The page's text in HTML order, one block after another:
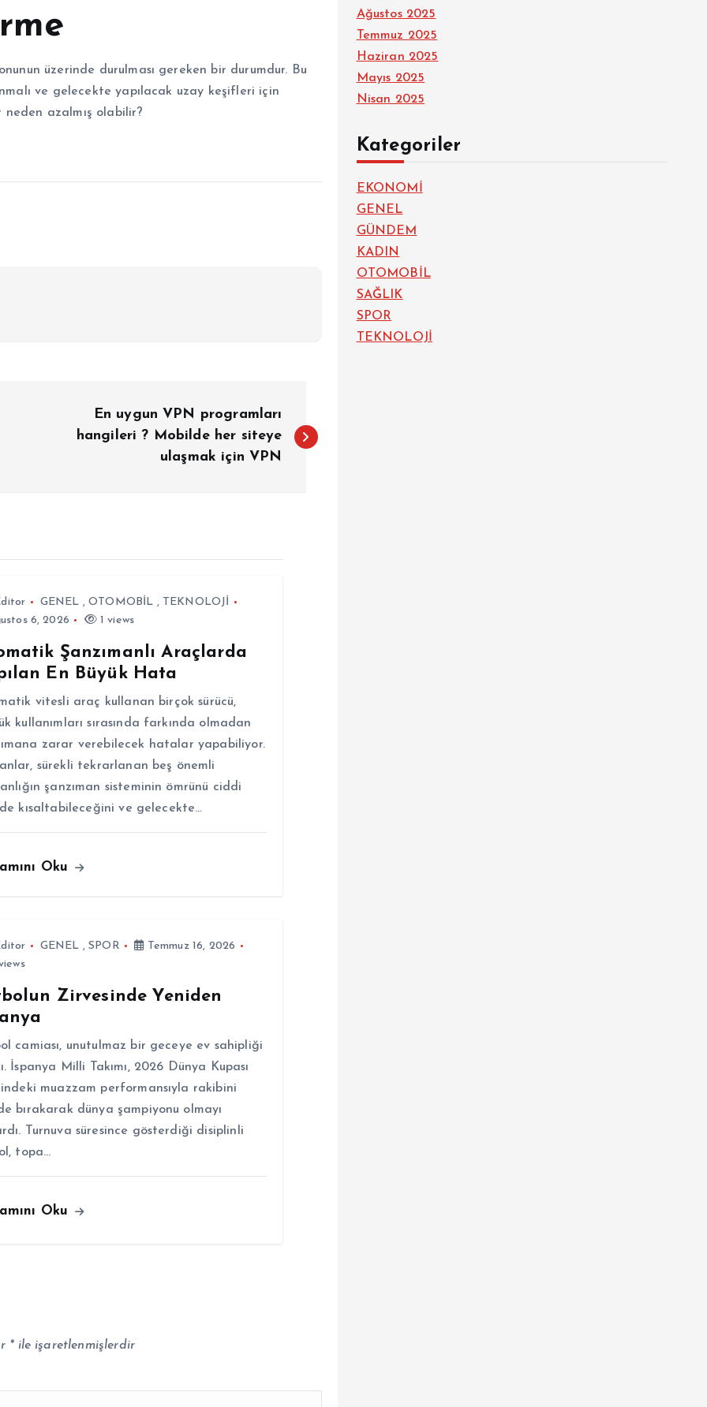
üzerinde durulması gereken bir durumdur. Bu
ve gelecekte yapılacak uzay keşifleri için
neden azalmış olabilir?
En uygun VPN programları
hangileri ? Mobilde her siteye
ulaşmak için VPN
GENEL ,OTOMOBİL , TEKNOLOJİ
6, 2026
1 views
Şanzımanlı Araçlarda
En Büyük Hata
vitesli araç kullanan birçok sürücü,
kullanımları sırasında farkında olmadan
zarar verebilecek hatalar yapabiliyor.
sürekli tekrarlanan beş önemli
şanzıman sisteminin ömrünü ciddi
kısaltabileceğini ve gelecekte…
Oku
GENEL ,SPOR
Temmuz 16, 2026
Zirvesinde Yeniden
camiası, unutulmaz bir geceye ev sahipliği
İspanya Milli Takımı, 2026 Dünya Kupası
muazzam performansıyla rakibini
bırakarak dünya şampiyonu olmayı
Turnuva süresince gösterdiği disiplinli
topa…
Oku
*ile işaretlenmişlerdir
Ağustos 2025
Temmuz 2025
Haziran 2025
Mayıs 2025
Nisan 2025
Kategoriler
EKONOMİ
GENEL
GÜNDEM
KADIN
OTOMOBİL
SAĞLIK
SPOR
TEKNOLOJİ